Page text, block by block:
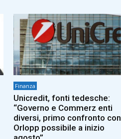
Finanza
Unicredit, fonti tedesche:
“Governo e Commerz enti
diversi, primo confronto con
Orlopp possibile a inizio